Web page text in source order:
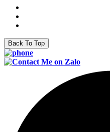
Back To Top